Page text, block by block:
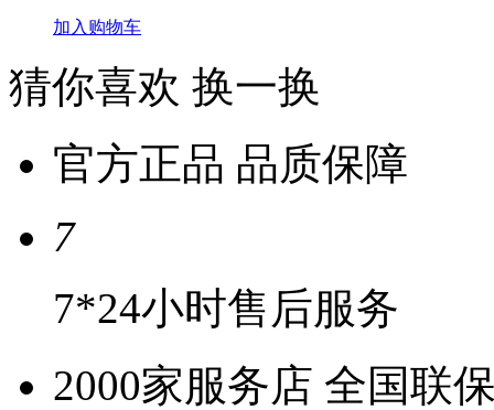
加入购物车
猜你喜欢 换一换
官方正品 品质保障
7
7*24小时售后服务
2000家服务店 全国联